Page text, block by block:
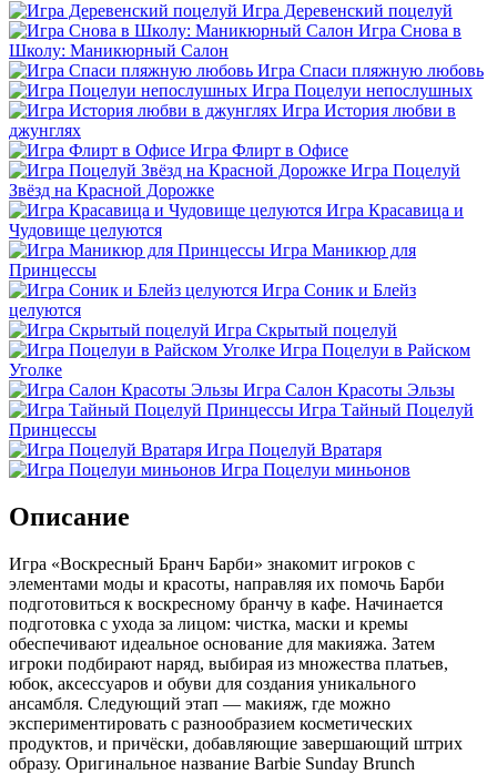
Игра Деревенский поцелуй
Игра Снова в
Школу: Маникюрный Салон
Игра Спаси пляжную любовь
Игра Поцелуи непослушных
Игра История любви в
джунглях
Игра Флирт в Офисе
Игра Поцелуй
Звёзд на Красной Дорожке
Игра Красавица и
Чудовище целуются
Игра Маникюр для
Принцессы
Игра Соник и Блейз
целуются
Игра Скрытый поцелуй
Игра Поцелуи в Райском
Уголке
Игра Салон Красоты Эльзы
Игра Тайный Поцелуй
Принцессы
Игра Поцелуй Вратаря
Игра Поцелуи миньонов
Описание
Игра «Воскресный Бранч Барби» знакомит игроков с
элементами моды и красоты, направляя их помочь Барби
подготовиться к воскресному бранчу в кафе. Начинается
подготовка с ухода за лицом: чистка, маски и кремы
обеспечивают идеальное основание для макияжа. Затем
игроки подбирают наряд, выбирая из множества платьев,
юбок, аксессуаров и обуви для создания уникального
ансамбля. Следующий этап — макияж, где можно
экспериментировать с разнообразием косметических
продуктов, и причёски, добавляющие завершающий штрих
образу. Оригинальное название Barbie Sunday Brunch